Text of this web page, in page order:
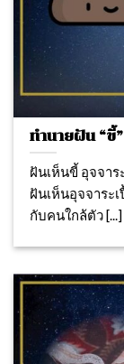
ทำนายฝัน “ขี้”
ฝันเห็นขี้ อุจจาร
ฝันเห็นอุจจาระ
กับคนใกล้ตัว [...]